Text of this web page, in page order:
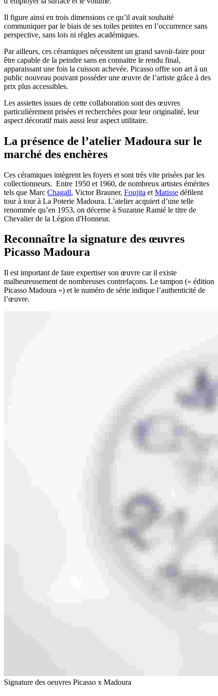
Il figure ainsi en trois dimensions ce qu’il avait souhaité
communiquer par le biais de ses toiles peintes en l’occurrence sans
perspective, sans lois ni règles académiques.
Par ailleurs, ces céramiques nécessitent un grand savoir-faire pour
être capable de la peindre sans en connaitre le rendu final,
apparaissant une fois la cuisson achevée. Picasso offre son art à un
public nouveau pouvant posséder une œuvre de l’artiste grâce à des
prix plus accessibles.
Les assiettes issues de cette collaboration sont des œuvres
particulièrement prisées et recherchées pour leur originalité, leur
aspect décoratif mais aussi leur aspect utilitaire.
La présence de l’atelier Madoura sur le
marché des enchères
Ces céramiques intègrent les foyers et sont très vite prisées par les
collectionneurs. Entre 1950 et 1960, de nombreux artistes émérites
tels que Marc Chagall, Victor Brauner, Foujita et Matisse défilent
tour à tour à La Poterie Madoura. L’atelier acquiert d’une telle
renommée qu’en 1953, on décerne à Suzanne Ramié le titre de
Chevalier de la Légion d'Honneur.
Reconnaître la signature des œuvres
Picasso Madoura
Il est important de faire expertiser son œuvre car il existe
malheureusement de nombreuses contrefaçons. Le tampon (« édition
Picasso Madoura ») et le numéro de série indique l’authenticité de
l’œuvre.
Signature des oeuvres Picasso x Madoura